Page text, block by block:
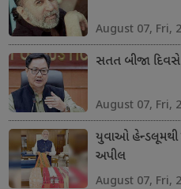
August 07, Fri,
સતત બીજા
August 07, Fri,
યુવાઓ હેન્ડલૂમથી
અપીલ
August 07, Fri,